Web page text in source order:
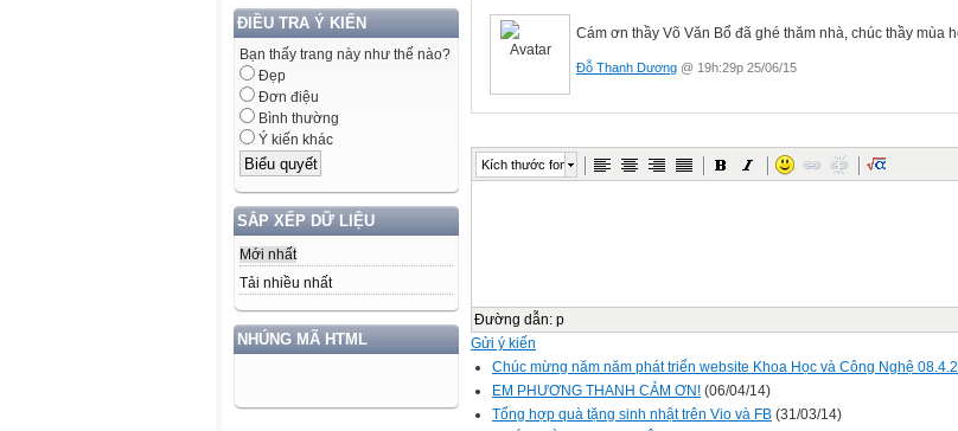
ĐIỀU TRA Ý KIẾN
Bạn thấy trang này như thế nào?
Đẹp
Đơn điệu
Bình thường
Ý kiến khác
SẮP XẾP DỮ LIỆU
Mới nhất
Tải nhiều nhất
NHÚNG MÃ HTML
Cám ơn thầy Võ Văn Bổ đã ghé thăm nhà, chúc thầy mùa
Đỗ Thanh Dương @ 19h:29p 25/06/15
Kích thước font
Đường dẫn: p
Gửi ý kiến
Chúc mừng năm năm phát triển website Khoa Học và Công Nghệ
EM PHƯƠNG THANH CẢM ƠN! (06/04/14)
Tổng hợp quà tặng sinh nhật trên Vio và FB (31/03/14)